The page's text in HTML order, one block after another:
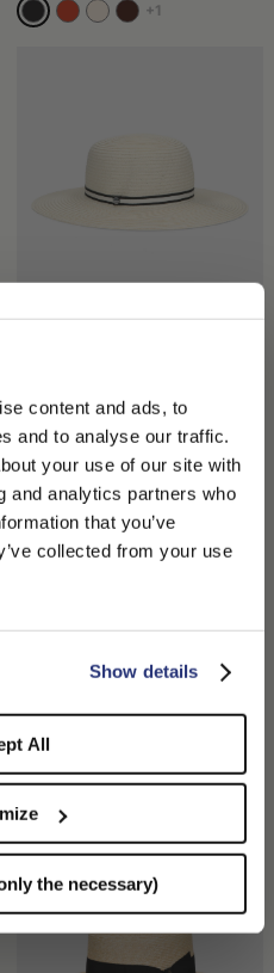
content and ads, to
and to analyse our traffic.
your use of our site with
and analytics partners who
that you’ve
collected from your use
Show details
All
the necessary)
from United States, do
STAY HERE
+1
Giselle En Papier Tressé
555,00 $US